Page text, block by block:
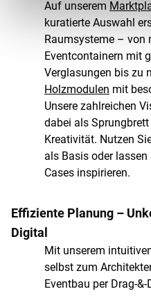
Auf unserem
kuratierte Auswahl
Raumsysteme – von
Eventcontainern mit
Verglasungen bis zu
Holzmodulen mit
Unsere zahlreichen
dabei als
Kreativität. Nutzen
als Basis oder
Cases inspirieren.
Effiziente Planung –
Digital
Mit unserem
selbst zum
Eventbau per Drag-